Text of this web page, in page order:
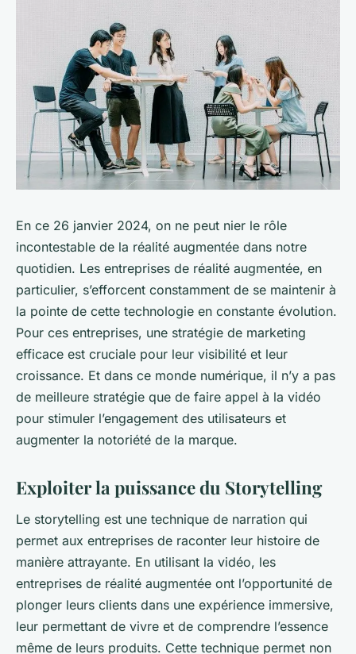
En ce 26 janvier 2024, on ne peut nier le rôle
incontestable de la réalité augmentée dans notre
quotidien. Les entreprises de réalité augmentée, en
particulier, s’efforcent constamment de se maintenir à
la pointe de cette technologie en constante évolution.
Pour ces entreprises, une stratégie de marketing
efficace est cruciale pour leur visibilité et leur
croissance. Et dans ce monde numérique, il n’y a pas
de meilleure stratégie que de faire appel à la vidéo
pour stimuler l’engagement des utilisateurs et
augmenter la notoriété de la marque.
Exploiter la puissance du Storytelling
Le storytelling est une technique de narration qui
permet aux entreprises de raconter leur histoire de
manière attrayante. En utilisant la vidéo, les
entreprises de réalité augmentée ont l’opportunité de
plonger leurs clients dans une expérience immersive,
leur permettant de vivre et de comprendre l’essence
même de leurs produits. Cette technique permet non